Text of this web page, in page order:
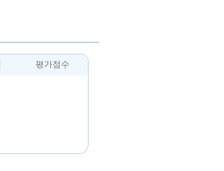
평가점수